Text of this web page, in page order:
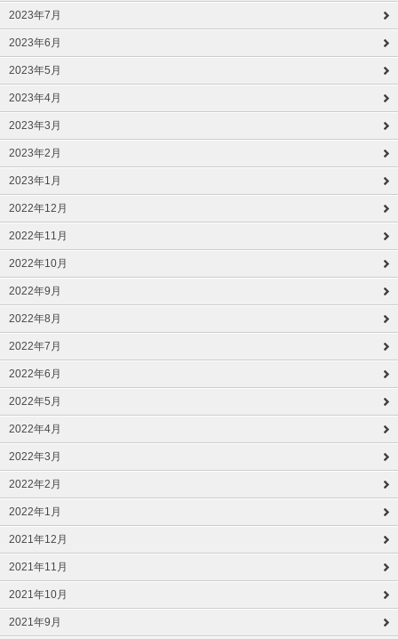
2023年7月
2023年6月
2023年5月
2023年4月
2023年3月
2023年2月
2023年1月
2022年12月
2022年11月
2022年10月
2022年9月
2022年8月
2022年7月
2022年6月
2022年5月
2022年4月
2022年3月
2022年2月
2022年1月
2021年12月
2021年11月
2021年10月
2021年9月